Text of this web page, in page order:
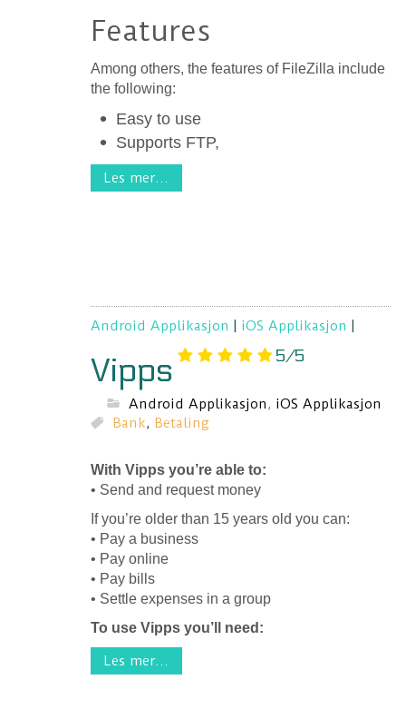
Features
Among others, the features of FileZilla include
the following:
Easy to use
Supports FTP,
Les mer...
Android Applikasjon iOS Applikasjon
Vipps 5/5
Android Applikasjon, iOS Applikasjon
Bank, Betaling
With Vipps you’re able to:
• Send and request money
If you’re older than 15 years old you can:
• Pay a business
• Pay online
• Pay bills
• Settle expenses in a group
To use Vipps you’ll need:
Les mer...